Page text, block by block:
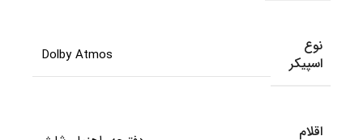
نوع
اسپیکر
Dolby Atmos
اقلام